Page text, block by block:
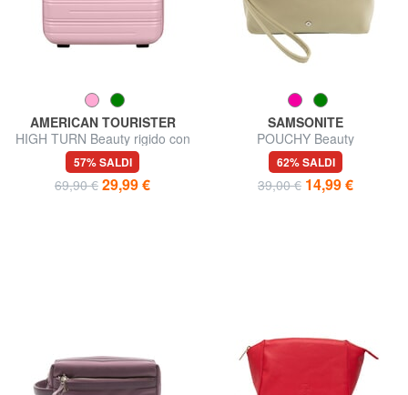
AMERICAN TOURISTER
HIGH TURN Beauty rigido con
tracolla
57% SALDI
69,90 € 29,99 €
SAMSONITE
POUCHY Beauty
62% SALDI
39,00 € 14,99 €